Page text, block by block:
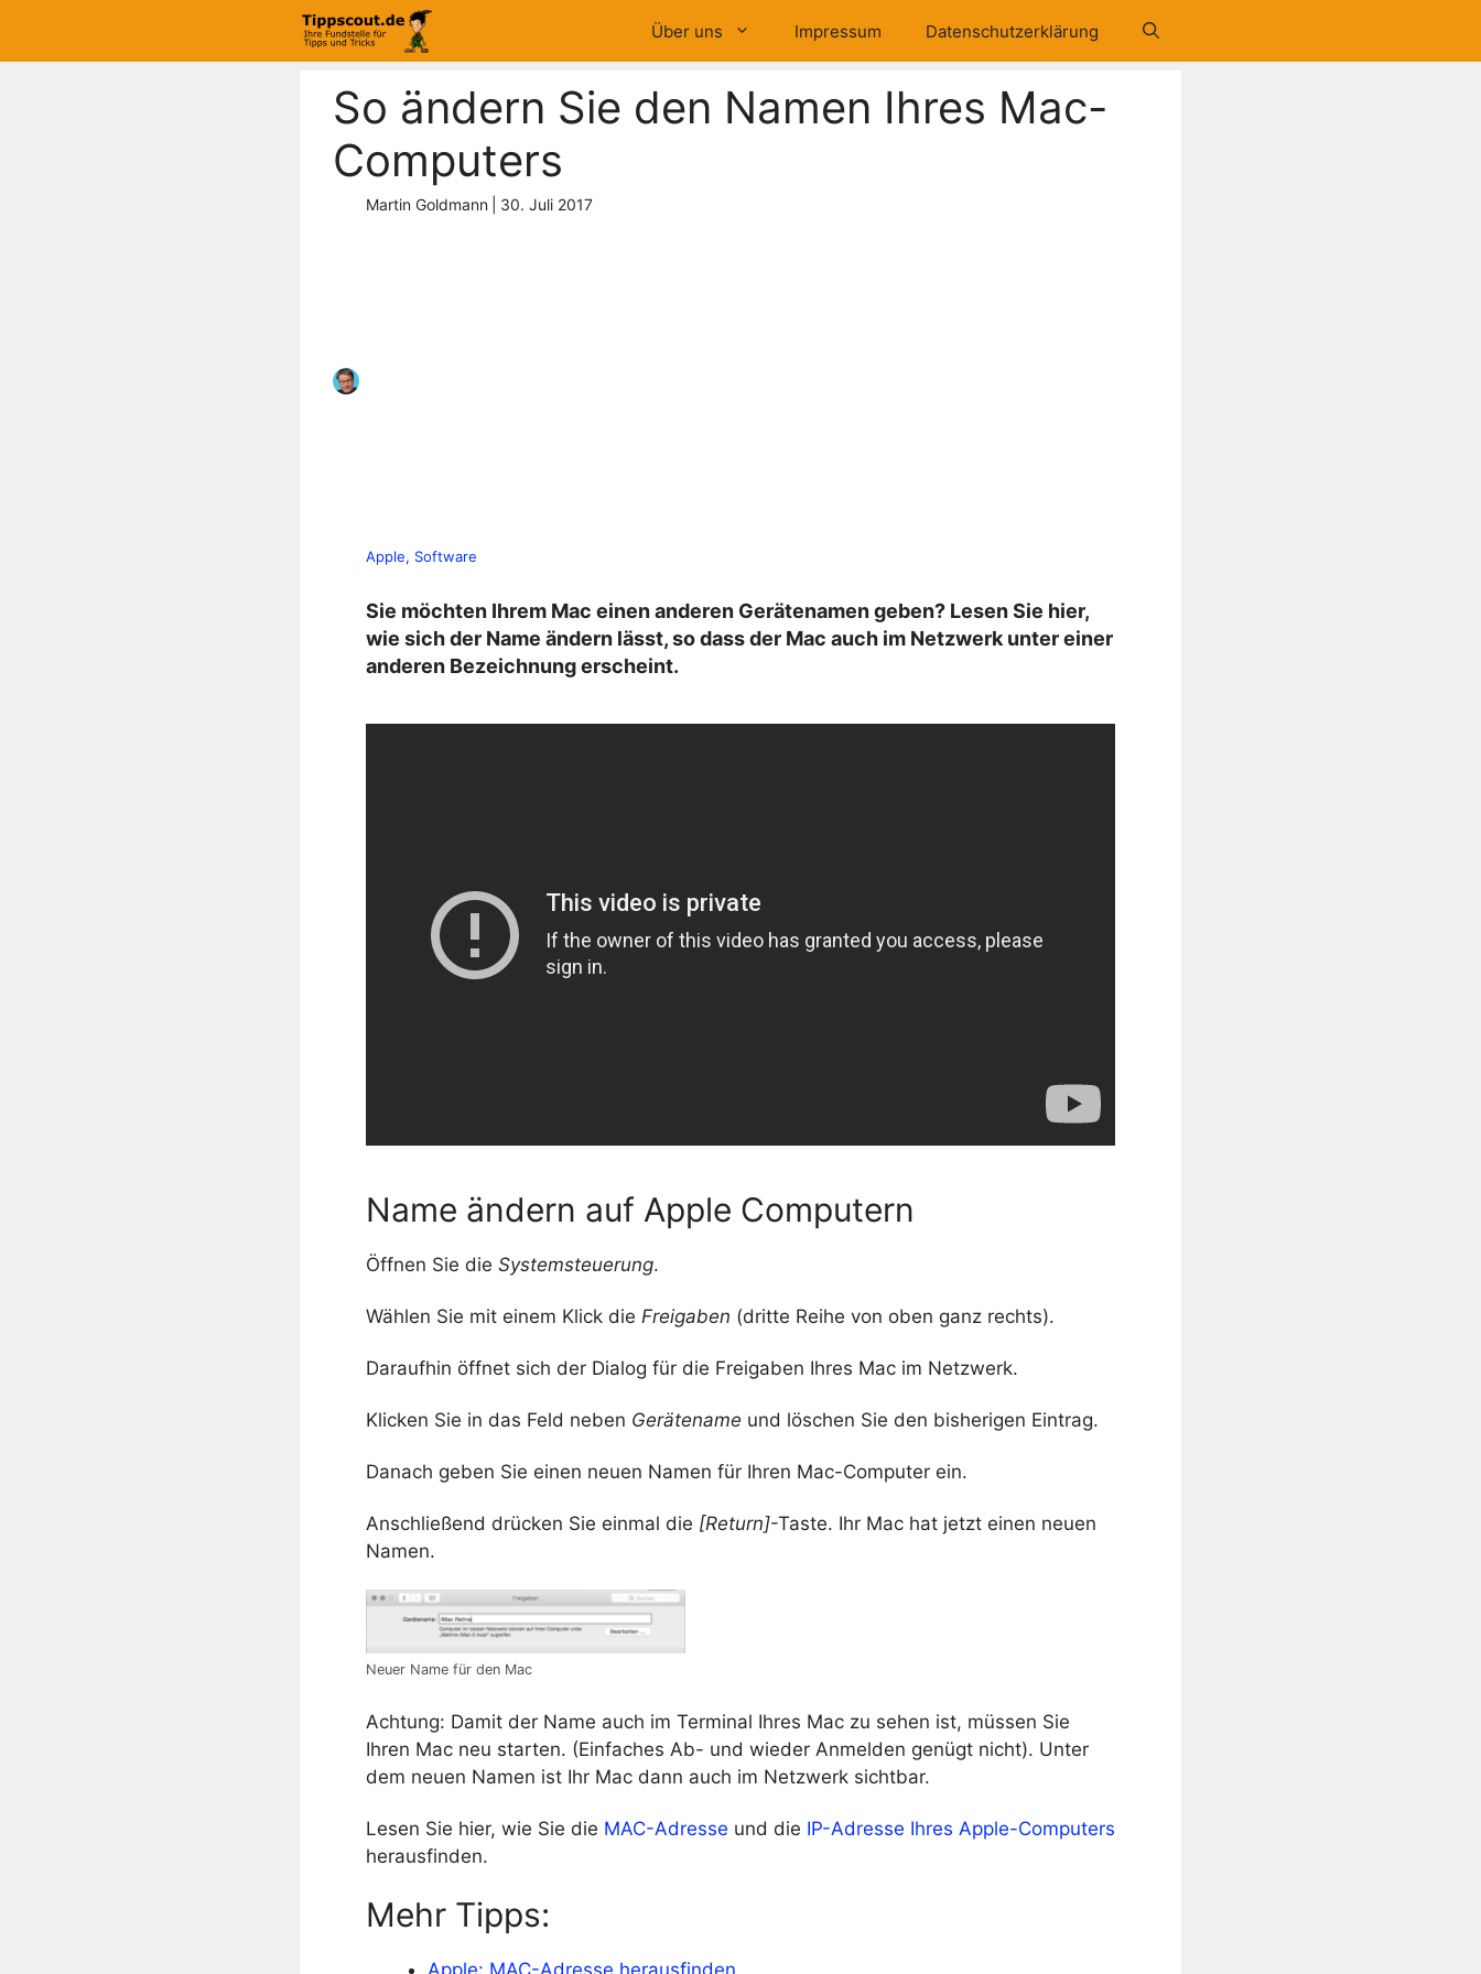
springen
Über uns Impressum Datenschutzerklärung
So ändern Sie den Namen Ihres Mac-
Computers
Martin Goldmann 30. Juli 2017
Apple, Software
Sie möchten Ihrem Mac einen anderen Gerätenamen geben? Lesen Sie hier,
wie sich der Name ändern lässt, so dass der Mac auch im Netzwerk unter einer
anderen Bezeichnung erscheint.
Name ändern auf Apple Computern
Öffnen Sie die Systemsteuerung.
Wählen Sie mit einem Klick die Freigaben (dritte Reihe von oben ganz rechts).
Daraufhin öffnet sich der Dialog für die Freigaben Ihres Mac im Netzwerk.
Klicken Sie in das Feld neben Gerätename und löschen Sie den bisherigen Eintrag.
Danach geben Sie einen neuen Namen für Ihren Mac-Computer ein.
Anschließend drücken Sie einmal die [Return]-Taste. Ihr Mac hat jetzt einen neuen
Namen.
Neuer Name für den Mac
Achtung: Damit der Name auch im Terminal Ihres Mac zu sehen ist, müssen Sie
Ihren Mac neu starten. (Einfaches Ab- und wieder Anmelden genügt nicht). Unter
dem neuen Namen ist Ihr Mac dann auch im Netzwerk sichtbar.
Lesen Sie hier, wie Sie die MAC-Adresse und die IP-Adresse Ihres Apple-Computers
herausfinden.
Mehr Tipps:
Apple: MAC-Adresse herausfinden